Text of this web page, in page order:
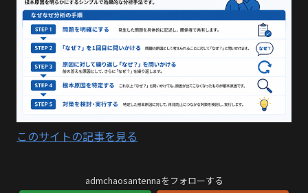
このサイトの記事を見る
admchaosantennaをフォローする